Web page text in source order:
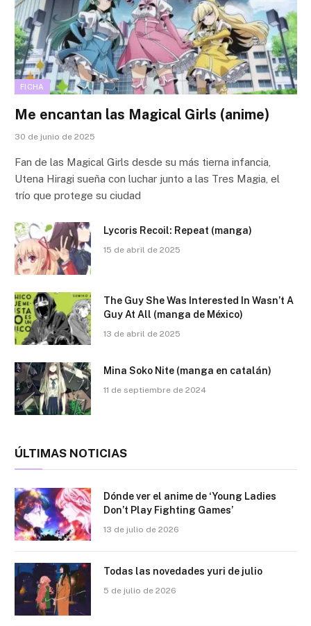
FICHA
Me encantan las Magical Girls (anime)
30 de junio de 2025
Fan de las Magical Girls desde su más tierna infancia,
Utena Hiragi sueña con luchar junto a las Tres Magia, el
trío que protege su ciudad
Lycoris Recoil: Repeat (manga)
15 de abril de 2025
The Guy She Was Interested In Wasn’t A
Guy At All (manga de México)
13 de abril de 2025
Mina Soko Nite (manga en catalán)
11 de septiembre de 2024
ÚLTIMAS NOTICIAS
Dónde ver el anime de ‘Young Ladies
Don’t Play Fighting Games’
13 de julio de 2026
Todas las novedades yuri de julio
5 de julio de 2026